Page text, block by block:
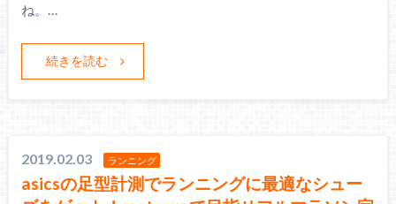
ね。…
続きを読む
2019.02.03 ランニング
asicsの足型計測でランニングに最適なシュー